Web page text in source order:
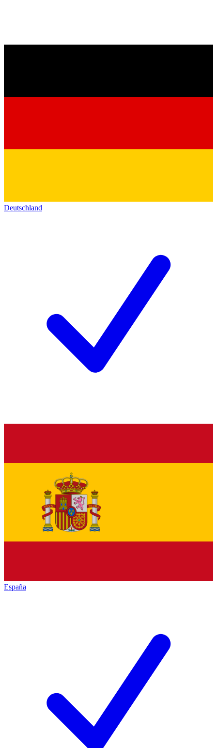
Deutschland
España